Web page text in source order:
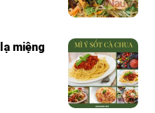
miệng